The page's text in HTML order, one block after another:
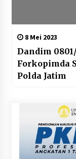
8 Mei 2023
Dandim
Forkopimda
Polda Jatim